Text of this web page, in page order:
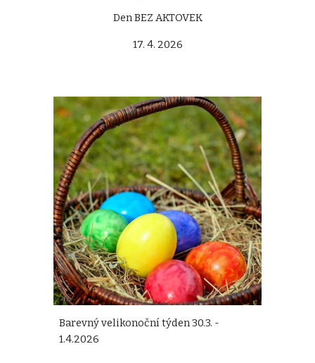
Den BEZ AKTOVEK
17. 4. 2026
Barevný velikonoční týden 30.3. -
1.4.2026